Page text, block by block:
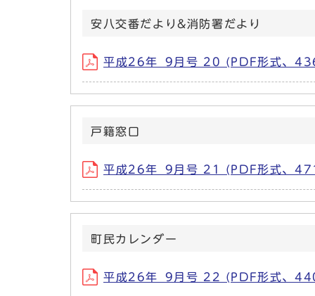
安八交番だより&消防署だより
平成26年_9月号 20 (PDF形式、
戸籍窓口
平成26年_9月号 21 (PDF形式、
町民カレンダー
平成26年_9月号 22 (PDF形式、